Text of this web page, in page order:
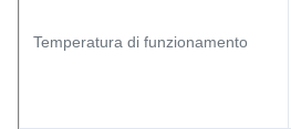
Temperatura di funzionamento